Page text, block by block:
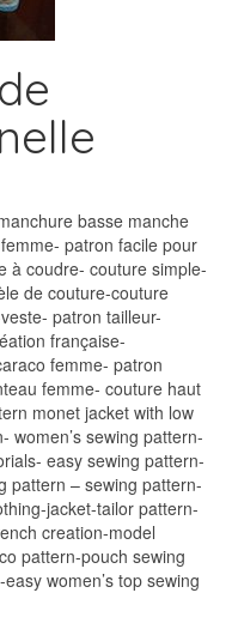
basse manche
patron facile pour
à coudre- couture simple-
de couture-couture
patron tailleur-
française-
femme- patron
femme- couture haut
monet jacket with low
women’s sewing pattern-
easy sewing pattern-
pattern – sewing pattern-
jacket-tailor pattern-
creation-model
pattern-pouch sewing
women’s top sewing